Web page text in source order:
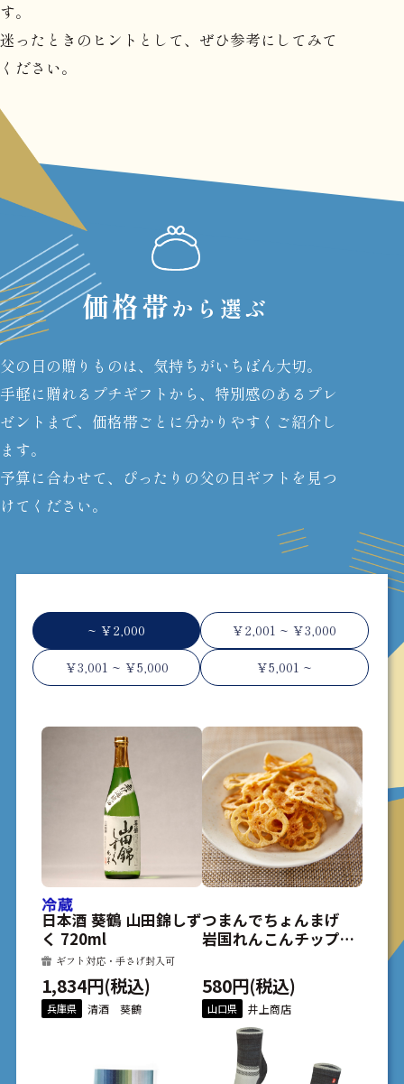
す。
迷ったときのヒントとして、ぜひ参考にしてみて
ください。
価格帯から選ぶ
父の日の贈りものは、気持ちがいちばん大切。
手軽に贈れるプチギフトから、特別感のあるプレ
ゼントまで、価格帯ごとに分かりやすくご紹介し
ます。
予算に合わせて、ぴったりの父の日ギフトを見つ
けてください。
~ ￥2,000 ￥2,001 ~ ￥3,000
￥3,001 ~ ￥5,000 ￥5,001 ~
日本酒 葵鶴 山田錦しず
く 720ml
ギフト対応・手さげ封入可
1,834円(税込)
兵庫県 清酒 葵鶴
つまんでちょんまげ
岩国れんこんチップ
580円(税込)
山口県 井上商店